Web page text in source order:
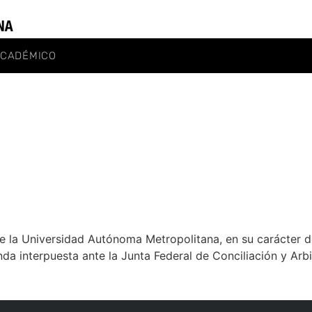
la Universidad Autónoma Metropolitana, en su carácter
interpuesta ante la Junta Federal de Conciliación y